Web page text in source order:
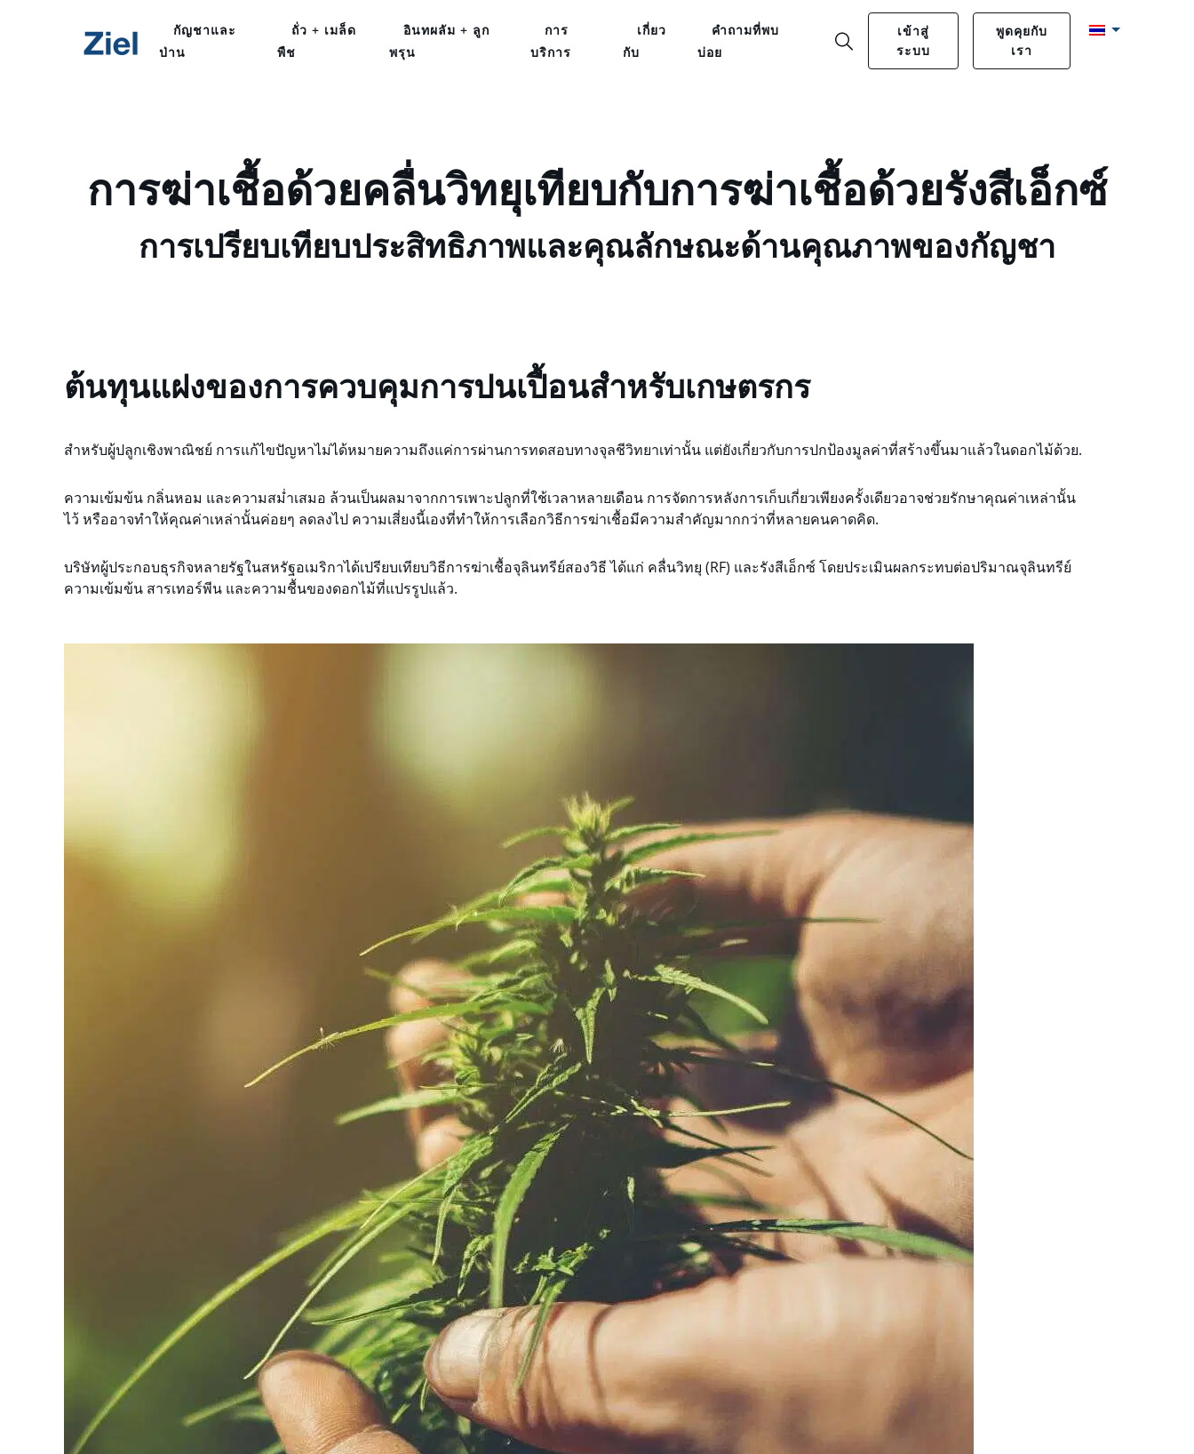
กัญชาและ
ป่าน
ถั่ว + เมล็ด
พืช
อินทผลัม + ลูก
พรุน
การ
บริการ
เกี่ยว
กับ
คำถามที่พบ
บ่อย
เข้าสู่
ระบบ
พูดคุยกับ
เรา
การฆ่าเชื้อด้วยคลื่นวิทยุเทียบกับการฆ่าเชื้อด้วยรังสีเอ็กซ์
การเปรียบเทียบประสิทธิภาพและคุณลักษณะด้านคุณภาพของกัญชา
ต้นทุนแฝงของการควบคุมการปนเปื้อนสำหรับเกษตรกร
สำหรับผู้ปลูกเชิงพาณิชย์ การแก้ไขปัญหาไม่ได้หมายความถึงแค่การผ่านการทดสอบทางจุลชีวิทยาเท่านั้น แต่ยังเกี่ยวกับการปกป้องมูลค่าที่สร้างขึ้นมาแล้วในดอกไม้ด้วย.
ความเข้มข้น กลิ่นหอม และความสม่ำเสมอ ล้วนเป็นผลมาจากการเพาะปลูกที่ใช้เวลาหลายเดือน การจัดการหลังการเก็บเกี่ยวเพียงครั้งเดียวอาจช่วยรักษาคุณค่าเหล่านั้น
ไว้ หรืออาจทำให้คุณค่าเหล่านั้นค่อยๆ ลดลงไป ความเสี่ยงนี้เองที่ทำให้การเลือกวิธีการฆ่าเชื้อมีความสำคัญมากกว่าที่หลายคนคาดคิด.
บริษัทผู้ประกอบธุรกิจหลายรัฐในสหรัฐอเมริกาได้เปรียบเทียบวิธีการฆ่าเชื้อจุลินทรีย์สองวิธี ได้แก่ คลื่นวิทยุ (RF) และรังสีเอ็กซ์ โดยประเมินผลกระทบต่อปริมาณจุลินทรีย์
ความเข้มข้น สารเทอร์พีน และความชื้นของดอกไม้ที่แปรรูปแล้ว.